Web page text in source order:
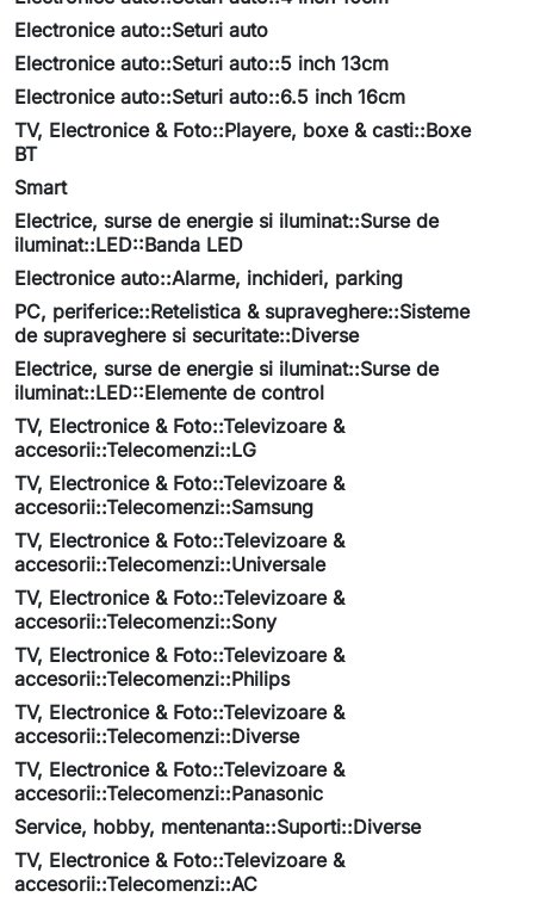
Electronice auto::Seturi auto
Electronice auto::Seturi auto::5 inch 13cm
Electronice auto::Seturi auto::6.5 inch 16cm
TV, Electronice & Foto::Playere, boxe & casti::Boxe
BT
Smart
Electrice, surse de energie si iluminat::Surse de
iluminat::LED::Banda LED
Electronice auto::Alarme, inchideri, parking
PC, periferice::Retelistica & supraveghere::Sisteme
de supraveghere si securitate::Diverse
Electrice, surse de energie si iluminat::Surse de
iluminat::LED::Elemente de control
TV, Electronice & Foto::Televizoare &
accesorii::Telecomenzi::LG
TV, Electronice & Foto::Televizoare &
accesorii::Telecomenzi::Samsung
TV, Electronice & Foto::Televizoare &
accesorii::Telecomenzi::Universale
TV, Electronice & Foto::Televizoare &
accesorii::Telecomenzi::Sony
TV, Electronice & Foto::Televizoare &
accesorii::Telecomenzi::Philips
TV, Electronice & Foto::Televizoare &
accesorii::Telecomenzi::Diverse
TV, Electronice & Foto::Televizoare &
accesorii::Telecomenzi::Panasonic
Service, hobby, mentenanta::Suporti::Diverse
TV, Electronice & Foto::Televizoare &
accesorii::Telecomenzi::AC